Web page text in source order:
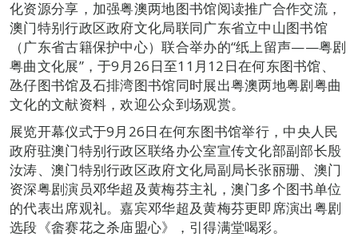
化资源分享，加强粤澳两地图书馆阅读推广合作交流，
澳门特别行政区政府文化局联同广东省立中山图书馆
（广东省古籍保护中心）联合举办的“纸上留声——粤剧
粤曲文化展”，于9月26日至11月12日在何东图书馆、
氹仔图书馆及石排湾图书馆同时展出粤澳两地粤剧粤曲
文化的文献资料，欢迎公众到场观赏。
展览开幕仪式于9月26日在何东图书馆举行，中央人民
政府驻澳门特别行政区联络办公室宣传文化部副部长殷
汝涛、澳门特别行政区政府文化局副局长张丽珊、澳门
资深粤剧演员邓华超及黄梅芬主礼，澳门多个图书单位
的代表出席观礼。嘉宾邓华超及黄梅芬更即席演出粤剧
选段《畲赛花之杀庙盟心》，引得满堂喝彩。